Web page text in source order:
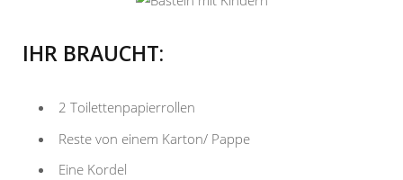
IHR BRAUCHT:
2 Toilettenpapierrollen
Reste von einem Karton/ Pappe
Eine Kordel